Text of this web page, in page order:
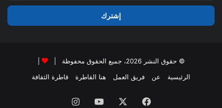
الإلكتروني
© حقوق النشر 2026، جميع الحقوق محفوظة |
الرئيسية
عن فريق العمل هنا القاطرة قاطرة الثقافة
فيسبوك ‫YouTubeانستقرام